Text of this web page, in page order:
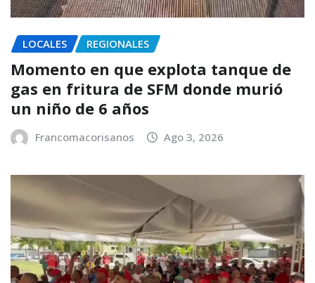
LOCALES REGIONALES
Momento en que explota tanque de
gas en fritura de SFM donde murió
un niño de 6 años
Francomacorisanos Ago 3, 2026